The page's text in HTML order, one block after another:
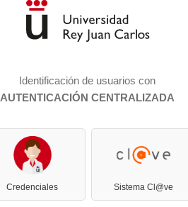
Identificación de usuarios con
AUTENTICACIÓN CENTRALIZADA
Credenciales Sistema Cl@ve